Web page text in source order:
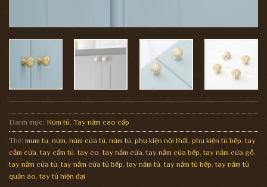
Danh mục: Núm tủ, Tay nắm cao cấp
Thẻ: mum tu, núm, núm cửa tủ, núm tủ, phụ kiện nội thất, phụ kiện tủ bếp, tay
cầm cửa, tay cầm tủ, tay co, tay nắm cửa, tay nắm cửa bếp, tay nắm cửa gỗ,
tay nắm cửa tủ, tay nắm cửa tủ bếp, tay nắm tủ, tay nắm tủ bếp, tay nắm tủ
quần áo, tay tủ hiện đại